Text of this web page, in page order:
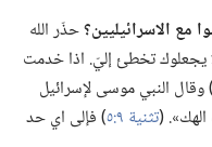
حذّر الله
يجعلوك تخطئ إليّ.‏ اذا خدمت
‏)‏ وقال النبي موسى لإسرائيل
(‏تثنية ٩:‏٥
‏)‏ فإلى اي حد